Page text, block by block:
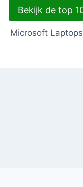
Bekijk de top
Microsoft Laptops